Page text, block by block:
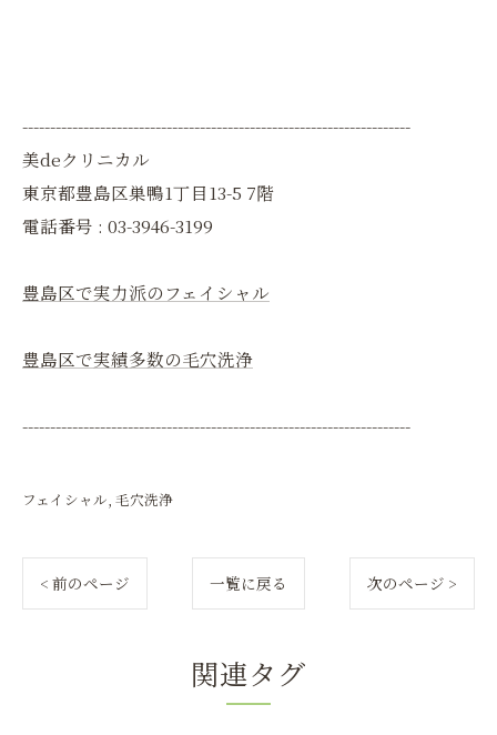
----------------------------------------------------------------------
美deクリニカル
東京都豊島区巣鴨1丁目13-5 7階
電話番号 : 03-3946-3199
豊島区で実力派のフェイシャル
豊島区で実績多数の毛穴洗浄
----------------------------------------------------------------------
フェイシャル 毛穴洗浄
< 前のページ 一覧に戻る 次のページ >
関連タグ